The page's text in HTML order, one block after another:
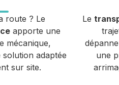
route ? Le
apporte une
mécanique,
adaptée
sur site.
Le
une